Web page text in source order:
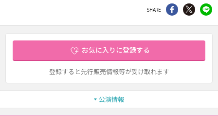
SHARE シェア Twitter
お気に入りに登録する
登録すると先行販売情報等が受け取れます
公演情報